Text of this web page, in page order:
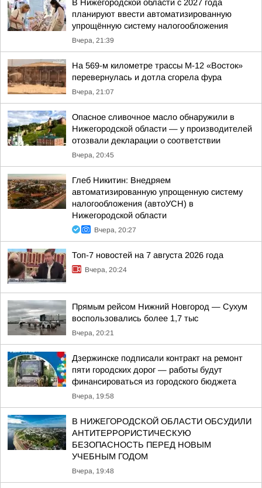
В Нижегородской области с 2027 года
планируют ввести автоматизированную
упрощённую систему налогообложения
Вчера, 21:39
На 569-м километре трассы М-12 «Восток»
перевернулась и дотла сгорела фура
Вчера, 21:07
Опасное сливочное масло обнаружили в
Нижегородской области — у производителей
отозвали декларации о соответствии
Вчера, 20:45
Глеб Никитин: Внедряем
автоматизированную упрощенную систему
налогообложения (автоУСН) в
Нижегородской области
Вчера, 20:27
Топ-7 новостей на 7 августа 2026 года
Вчера, 20:24
Прямым рейсом Нижний Новгород — Сухум
воспользовались более 1,7 тыс
Вчера, 20:21
Дзержинске подписали контракт на ремонт
пяти городских дорог — работы будут
финансироваться из городского бюджета
Вчера, 19:58
В НИЖЕГОРОДСКОЙ ОБЛАСТИ ОБСУДИЛИ
АНТИТЕРРОРИСТИЧЕСКУЮ
БЕЗОПАСНОСТЬ ПЕРЕД НОВЫМ
УЧЕБНЫМ ГОДОМ
Вчера, 19:48